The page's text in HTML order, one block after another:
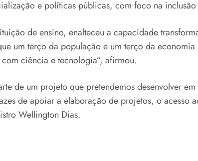
e políticas públicas, com foco na
de ensino, enalteceu a capacidade
um terço da população e um terço da
ciência e tecnologia”, afirmou.
de um projeto que pretendemos desenvolver
de apoiar a elaboração de projetos, o
Wellington Dias.